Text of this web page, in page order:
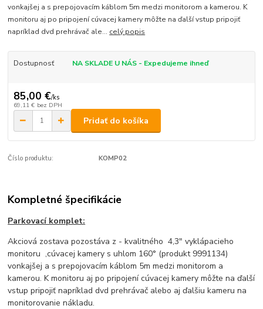
vonkajšej a s prepojovacím káblom 5m medzi monitorom a kamerou. K
monitoru aj po pripojení cúvacej kamery môžte na ďalší vstup pripojiť
napríklad dvd prehrávač ale... celý popis
Dostupnosť NA SKLADE U NÁS - Expedujeme ihneď
85,00 €/ks
69,11 € bez DPH
Pridať do košíka
Číslo produktu: KOMP02
Kompletné špecifikácie
Parkovací komplet:
Akciová zostava pozostáva z - kvalitného 4,3" vyklápacieho
monitoru ,cúvacej kamery s uhlom 160° (produkt 9991134)
vonkajšej a s prepojovacím káblom 5m medzi monitorom a
kamerou. K monitoru aj po pripojení cúvacej kamery môžte na ďalší
vstup pripojiť napríklad dvd prehrávač alebo aj ďalšiu kameru na
monitorovanie nákladu.